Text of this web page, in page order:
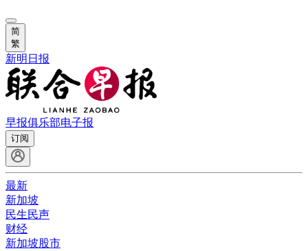
简
繁
新明日报
早报俱乐部电子报
订阅
最新
新加坡
民生民声
财经
新加坡股市